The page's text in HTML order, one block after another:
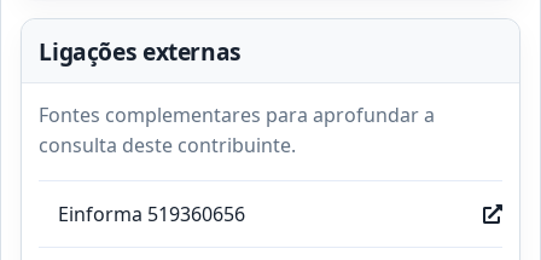
Ligações externas
Fontes complementares para aprofundar a
consulta deste contribuinte.
Einforma 519360656